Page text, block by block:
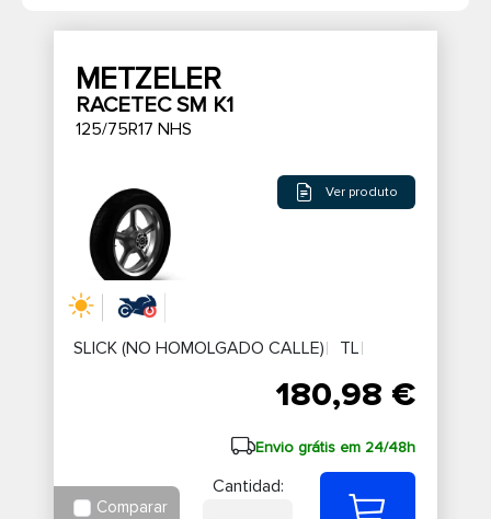
METZELER
RACETEC SM K1
125/75R17 NHS
Ver produto
SLICK (NO HOMOLGADO CALLE) TL
180,98 €
Envio grátis em 24/48h
Comparar
Cantidad: